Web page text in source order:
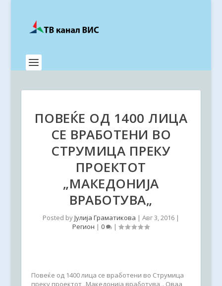
ПОВЕЌЕ ОД 1400 ЛИЦА
СЕ ВРАБОТЕНИ ВО
СТРУМИЦА ПРЕКУ
ПРОЕКТОТ
„МАКЕДОНИЈА
ВРАБОТУВА„
Posted byЈулија Граматикова | Авг 3, 2016|
Регион |0 |
Повеќе од 1400 лица се вработени во Струмица
преку проектот „Македонија вработува„. Оваа